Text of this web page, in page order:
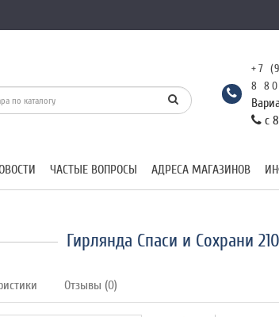
+7
8
с
ЧАСТЫЕ ВОПРОСЫ АДРЕСА МАГАЗИНОВ
Гирлянда Спаси и Сохрани
Отзывы (0)